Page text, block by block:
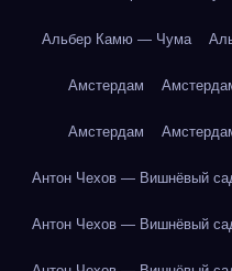
Альбер Камю — Чума
Амстердам
Амстердам
Антон Чехов — Вишнёвый
Антон Чехов — Вишнёвый